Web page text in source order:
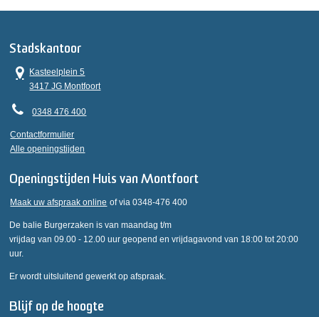
Stadskantoor
Kasteelplein 5
3417 JG Montfoort
0348 476 400
Contactformulier
Alle openingstijden
Openingstijden Huis van Montfoort
Maak uw afspraak online of via 0348-476 400
De balie Burgerzaken is van maandag t/m
vrijdag van 09.00 - 12.00 uur geopend en vrijdagavond van 18:00 tot 20:00
uur.
Er wordt uitsluitend gewerkt op afspraak.
Blijf op de hoogte